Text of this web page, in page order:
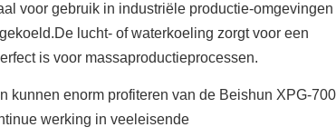
voor gebruik in industriële productie-omgevingen
lucht- of waterkoeling zorgt voor een
is voor massaproductieprocessen.
kunnen enorm profiteren van de Beishun XPG-700
werking in veeleisende